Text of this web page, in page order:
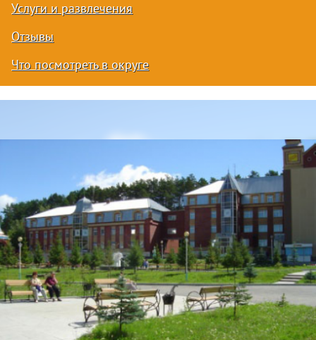
Услуги и развлечения
Отзывы
Что посмотреть в округе